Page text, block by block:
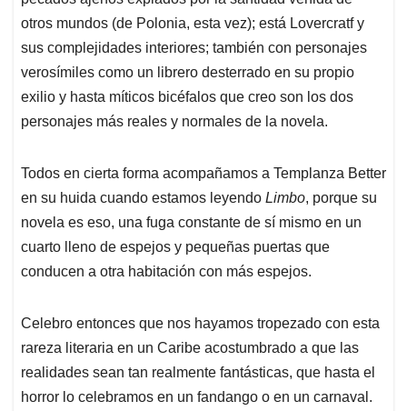
otros mundos (de Polonia, esta vez); está Lovercratf y
sus complejidades interiores; también con personajes
verosímiles como un librero desterrado en su propio
exilio y hasta míticos bicéfalos que creo son los dos
personajes más reales y normales de la novela.
Todos en cierta forma acompañamos a Templanza Better
en su huida cuando estamos leyendo Limbo, porque su
novela es eso, una fuga constante de sí mismo en un
cuarto lleno de espejos y pequeñas puertas que
conducen a otra habitación con más espejos.
Celebro entonces que nos hayamos tropezado con esta
rareza literaria en un Caribe acostumbrado a que las
realidades sean tan realmente fantásticas, que hasta el
horror lo celebramos en un fandango o en un carnaval.